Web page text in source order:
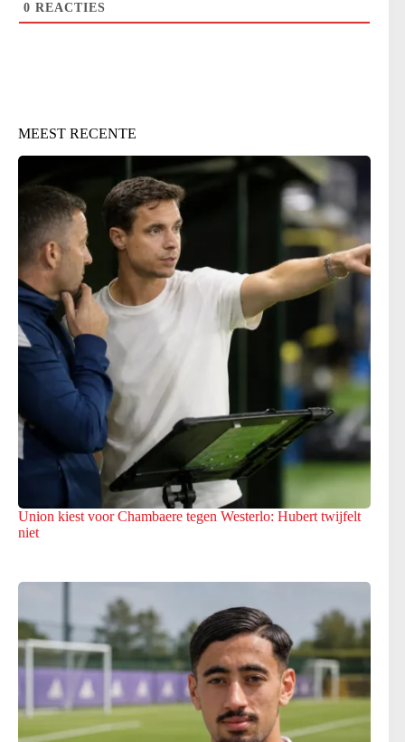
0 REACTIES
MEEST RECENTE
Union kiest voor Chambaere tegen Westerlo: Hubert twijfelt
niet